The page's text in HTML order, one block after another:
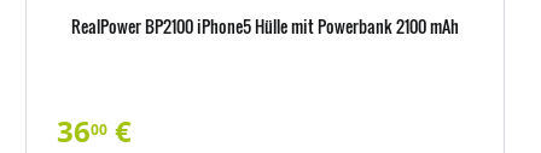
RealPower BP2100 iPhone5 Hülle mit Powerbank 2100 mAh
3600 €